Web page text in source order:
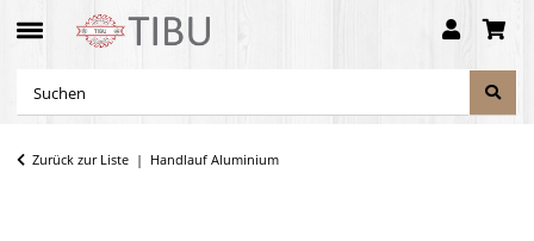
Zurück zur Liste Handlauf Aluminium